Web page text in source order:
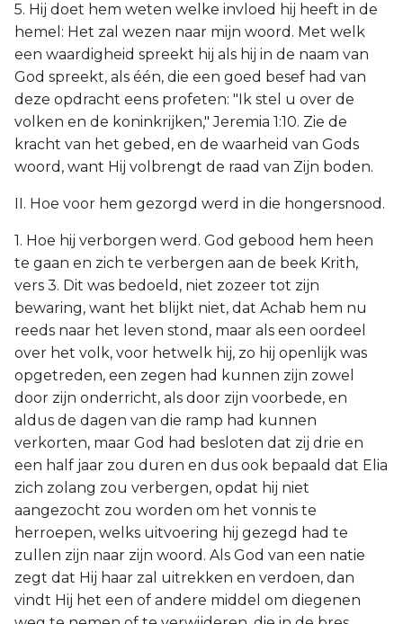
5. Hij doet hem weten welke invloed hij heeft in de
hemel: Het zal wezen naar mijn woord. Met welk
een waardigheid spreekt hij als hij in de naam van
God spreekt, als één, die een goed besef had van
deze opdracht eens profeten: "Ik stel u over de
volken en de koninkrijken," Jeremia 1:10. Zie de
kracht van het gebed, en de waarheid van Gods
woord, want Hij volbrengt de raad van Zijn boden.
II. Hoe voor hem gezorgd werd in die hongersnood.
1. Hoe hij verborgen werd. God gebood hem heen
te gaan en zich te verbergen aan de beek Krith,
vers 3. Dit was bedoeld, niet zozeer tot zijn
bewaring, want het blijkt niet, dat Achab hem nu
reeds naar het leven stond, maar als een oordeel
over het volk, voor hetwelk hij, zo hij openlijk was
opgetreden, een zegen had kunnen zijn zowel
door zijn onderricht, als door zijn voorbede, en
aldus de dagen van die ramp had kunnen
verkorten, maar God had besloten dat zij drie en
een half jaar zou duren en dus ook bepaald dat Elia
zich zolang zou verbergen, opdat hij niet
aangezocht zou worden om het vonnis te
herroepen, welks uitvoering hij gezegd had te
zullen zijn naar zijn woord. Als God van een natie
zegt dat Hij haar zal uitrekken en verdoen, dan
vindt Hij het een of andere middel om diegenen